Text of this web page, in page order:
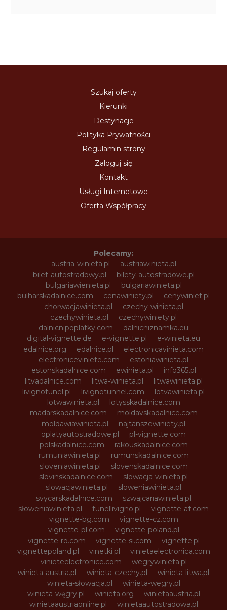
Szukaj oferty
Kierunki
Destynacje
Polityka Prywatności
Regulamin strony
Zaloguj się
Kontakt
Usługi Internetowe
Oferta Współpracy
Polecamy:
austria-winieta.pl
austriawinieta.pl
bilet-autostradowy.pl
bilety-autostradowe.pl
bulgariawienieta.pl
bulgariawinieta.pl
bulharskadalnice.com
cenawiniety.pl
cenywiniet.pl
chorwacjawinieta.pl
czechy-winieta.pl
czechywinieta.pl
czechywiniety.pl
dalnicnipoplatky.com
dalnicniznamka.eu
digital-vignette.de
e-vignette.pl
e-winieta.eu
edalnice.org
edalnice.pl
electronicavinieta.com
electroniceviniete.com
estoniawinieta.pl
estonskadalnice.com
ewinieta.pl
info365.pl
litvadalnice.com
litwa-winieta.pl
litwawinieta.pl
livignotunel.pl
livignotunnel.com
lotvawinieta.pl
lotwawinieta.pl
lotysskadalnice.com
madarskadalnice.com
moldavskadalnice.com
moldawiawinieta.pl
najtanszewiniety.pl
oplatyautostradowe.pl
pl-vignette.com
polskadalnice.com
rakouskadalnice.com
rumuniawinieta.pl
rumunskadalnice.com
sloveniawinieta.pl
slovenskadalnice.com
slovinskadalnice.com
slowacja-winieta.pl
slowacjawinieta.pl
sloweniawinieta.pl
svycarskadalnice.com
szwajcariawinieta.pl
słoweniawinieta.pl
tunellivigno.pl
vignette-at.com
vignette-bg.com
vignette-cz.com
vignette-pl.com
vignette-poland.pl
vignette-ro.com
vignette-si.com
vignette.pl
vignettepoland.pl
vinetki.pl
vinietaelectronica.com
vinieteelectronice.com
wegrywinieta.pl
winieta-austria.pl
winieta-czechy.pl
winieta-litwa.pl
winieta-słowacja.pl
winieta-wegry.pl
winieta-węgry.pl
winieta.org
winietaaustria.pl
winietaaustriaonline.pl
winietaautostradowa.pl